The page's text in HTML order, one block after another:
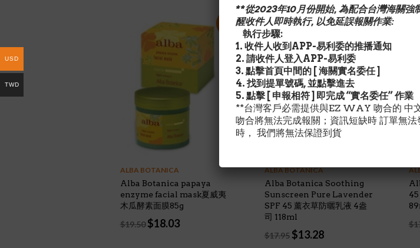
特價!
ALBA BOTANICA
Alba Botanica papaya
enzyme facial mask夏威夷
木瓜酵素面膜85g
$19.50 Original
$18.03Current
特價!
ALBA BOTANICA
Alba Botanica Soothing
Sunscreen Pure Lavender
SPF 45 薰衣草防曬乳液 4盎
司 118ml
$17.95 Original
$13.28Current
45
$
**從2023年10月份開始, 為配合台灣海關強
醒收件人即時執行, 以免延誤報關作業:
執行步驟:
1. 收件人收到APP-易利委的推播通知
2. 請收件人登入APP-易利委
3. 點擊首頁中間的 [ 海關實名委任 ]
4. 找到提單號碼, 並點擊進去
5. 點擊 [ 申報相符 ] 即完成 “實名委任” 作業
**台灣客戶必需提供與EZ WAY 吻合的 中
吻合將無法完成報關；資訊短缺時 訂單無
時， 我們將無法保證到貨
USD
TWD